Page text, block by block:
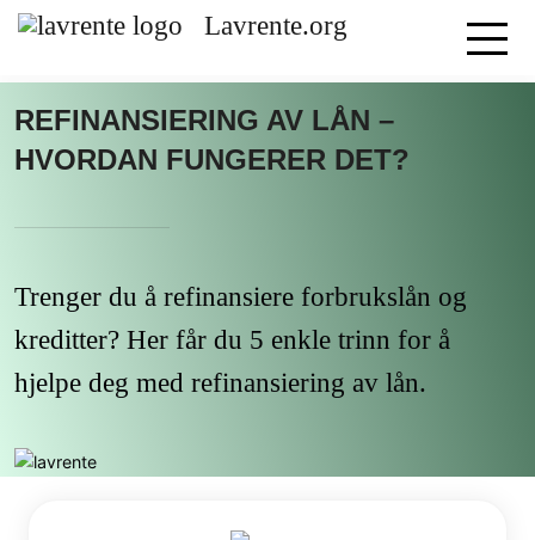
Lavrente.org
REFINANSIERING AV LÅN –
HVORDAN FUNGERER DET?
Trenger du å refinansiere forbrukslån og
kreditter? Her får du 5 enkle trinn for å
hjelpe deg med refinansiering av lån.